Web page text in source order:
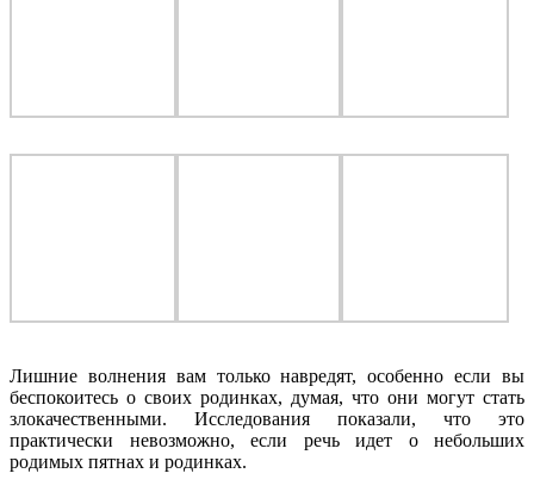
Лишние волнения вам только навредят, особенно если вы
беспокоитесь о своих родинках, думая, что они могут стать
злокачественными. Исследования показали, что это
практически невозможно, если речь идет о небольших
родимых пятнах и родинках.